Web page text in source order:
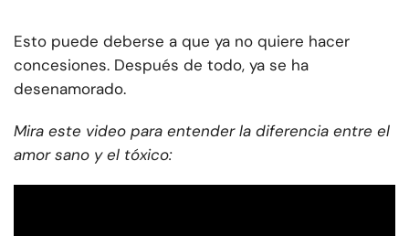
Esto puede deberse a que ya no quiere hacer
concesiones. Después de todo, ya se ha
desenamorado.
Mira este video para entender la diferencia entre el
amor sano y el tóxico: